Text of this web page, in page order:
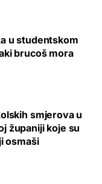
u studentskom
brucoš mora
smjerova u
županiji koje su
osmaši